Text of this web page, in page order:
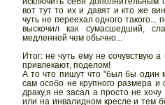
вот тут то их и давят и кто же
чуть не переехал одного такого...
выскочил как сумасшедший,
медленней чем обычно...
Итог: не чуть ему не сочувствую
привлекают, поделом!
А то что пишут что "был бы один
сам особо не крупного размера
драку,я не засал а просто не
или на инвалидном кресле и тем